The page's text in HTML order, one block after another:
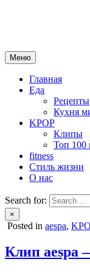
Меню
Главная
Еда
Рецепты
Кухня
KPOP
Клипы
Топ 100
fitness
Стиль жизни
О нас
Search for:
×
Posted in aespa,
Клип aespa